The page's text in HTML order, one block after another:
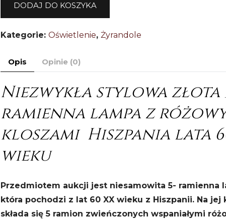
DODAJ DO KOSZYKA
Kategorie: Oświetlenie, Żyrandole
Opis Opinie (0)
Niezwykła stylowa złota
ramienna lampa z
kloszami Hiszpania lata
wieku
Przedmiotem aukcji jest niesamowita 5- ramienna
która pochodzi z lat 60 XX wieku z Hiszpanii. Na jej
składa się 5 ramion zwieńczonych wspaniałymi